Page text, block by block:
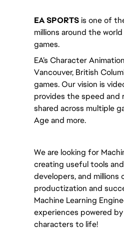
EA SPORTS is one of
millions around the
games.
EA’s Character
Vancouver, British
games. Our vision is
provides the speed and
shared across multiple
Age and more.
We are looking for
creating useful tools
developers, and
productization and
Machine Learning
experiences powered
characters to life!